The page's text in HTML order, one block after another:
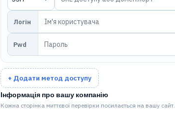
Логін
Pwd
+ Додати метод доступу
Інформація про вашу компанію
Кожна сторінка миттєвої перевірки посилається на вашу сайт.